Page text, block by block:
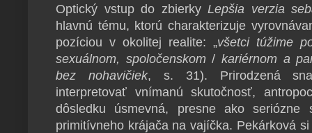
Optický vstup do zbierky Lepšia verzia
hlavnú tému, ktorú charakterizuje
pozíciou v okolitej realite: „všetci túžime
sexuálnom, spoločenskom / kariérnom a
bez nohavičiek, s. 31). Prirodzená
interpretovať vnímanú skutočnosť,
dôsledku úsmevná, presne ako
primitívneho krájača na vajíčka. Pekárková